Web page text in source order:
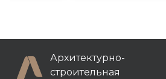
Архитектурно-
строительная